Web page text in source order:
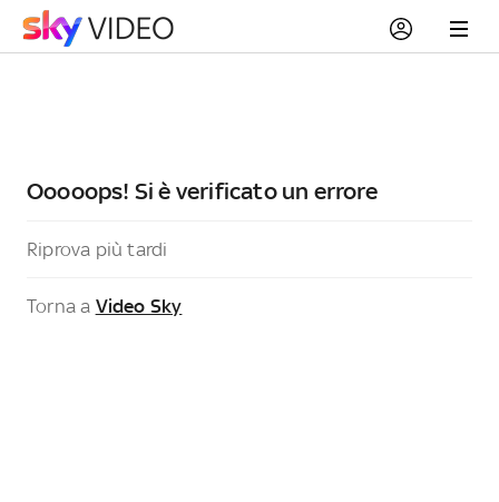
Ooooops! Si è verificato un errore
Riprova più tardi
Torna a Video Sky